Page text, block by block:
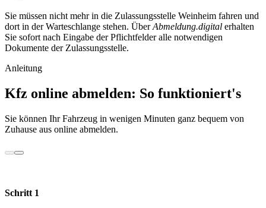
Sie müssen nicht mehr in die Zulassungsstelle Weinheim fahren und
dort in der Warteschlange stehen. ÜberAbmeldung.digital erhalten
Sie sofort nach Eingabe der Pflichtfelder alle notwendigen
Dokumente der Zulassungsstelle.
Anleitung
Kfz online abmelden: So funktioniert's
Sie können Ihr Fahrzeug in wenigen Minuten ganz bequem von
Zuhause aus online abmelden.
Schritt 1